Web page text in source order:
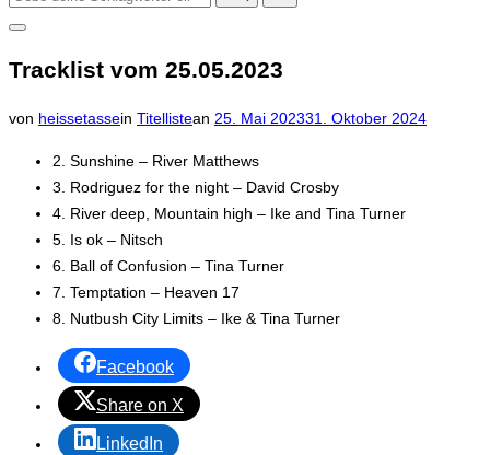
nach:
Seitenleiste
Navigation
Tracklist vom 25.05.2023
von heissetassein Titellistean Veröffentlicht
25. Mai 202331. Oktober 2024
2. Sunshine – River Matthews
3. Rodriguez for the night – David Crosby
4. River deep, Mountain high – Ike and Tina Turner
5. Is ok – Nitsch
6. Ball of Confusion – Tina Turner
7. Temptation – Heaven 17
8. Nutbush City Limits – Ike & Tina Turner
Facebook
Share on X
LinkedIn